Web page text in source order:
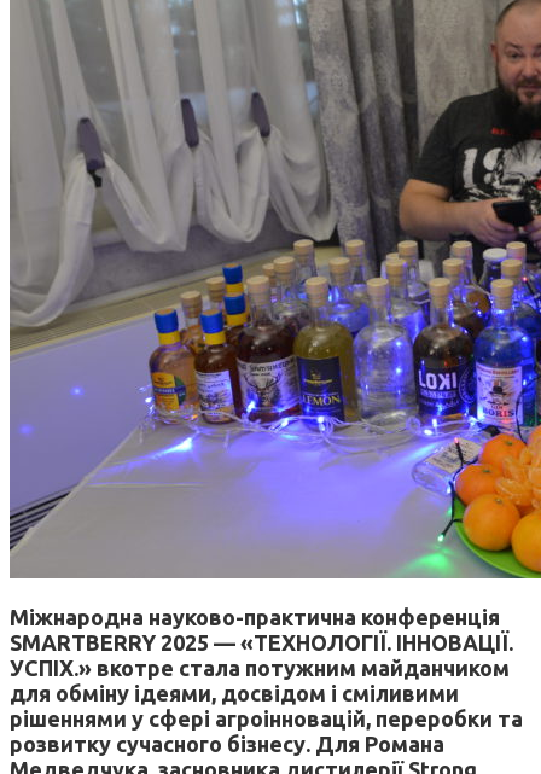
Міжнародна науково-практична конференція
SMARTBERRY 2025 — «ТЕХНОЛОГІЇ. ІННОВАЦІЇ.
УСПІХ.» вкотре стала потужним майданчиком
для обміну ідеями, досвідом і сміливими
рішеннями у сфері агроінновацій, переробки та
розвитку сучасного бізнесу. Для Романа
Медведчука, засновника дистилерії Strong